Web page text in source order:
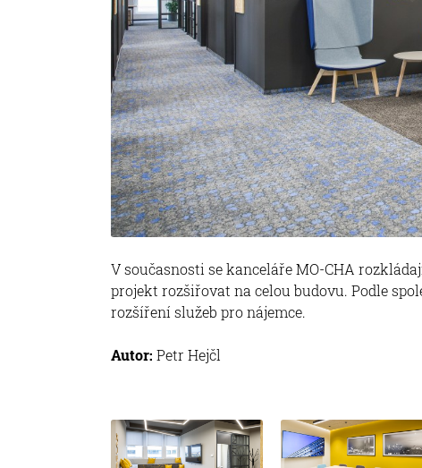
V současnosti se kanceláře MO-CHA
projekt rozšiřovat na celou budovu. Podle
rozšíření služeb pro nájemce.
Autor: Petr Hejčl